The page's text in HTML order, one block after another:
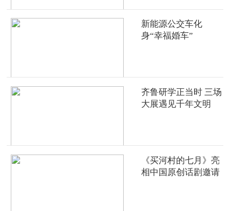
新能源公交车化
身“幸福婚车”
齐鲁研学正当时 三场
大展遇见千年文明
《买河村的七月》亮
相中国原创话剧邀请